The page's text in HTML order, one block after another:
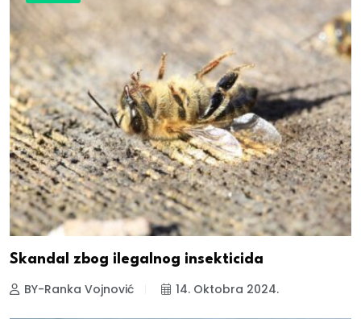
Skandal zbog ilegalnog insekticida
BY-Ranka Vojnović 14. Oktobra 2024.